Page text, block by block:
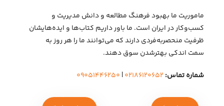
ماموریت ما بهبود فرهنگ مطالعه و دانش مدیریت و
کسب‌وکار در ایران است. ما باور داریم کتاب‌ها و ایده‌هایشان
ظرفیت منحصربه‌فردی دارند که می‌توانند ما را هر روز به
سمت اندکی بهتر‌شدن سوق دهند.
شماره تماس: ۰۲۱۸۶۱۲۰۶۵۲| ۰۹۰۵۱۴۴۶۲۵۰